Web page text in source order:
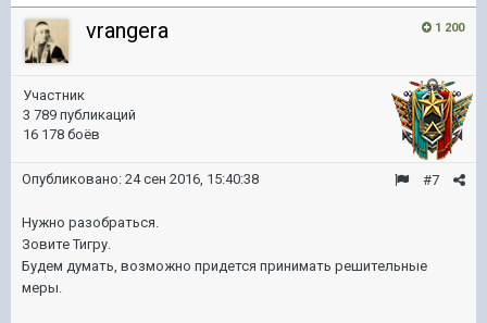
1 200
vrangera
Участник
3 789 публикаций
16 178 боёв
#7
Опубликовано: 24 сен 2016, 15:40:38
Нужно разобраться.
Зовите Тигру.
Будем думать, возможно придется принимать решительные
меры.